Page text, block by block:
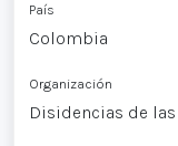
País
Colombia
Organización
Disidencias de las